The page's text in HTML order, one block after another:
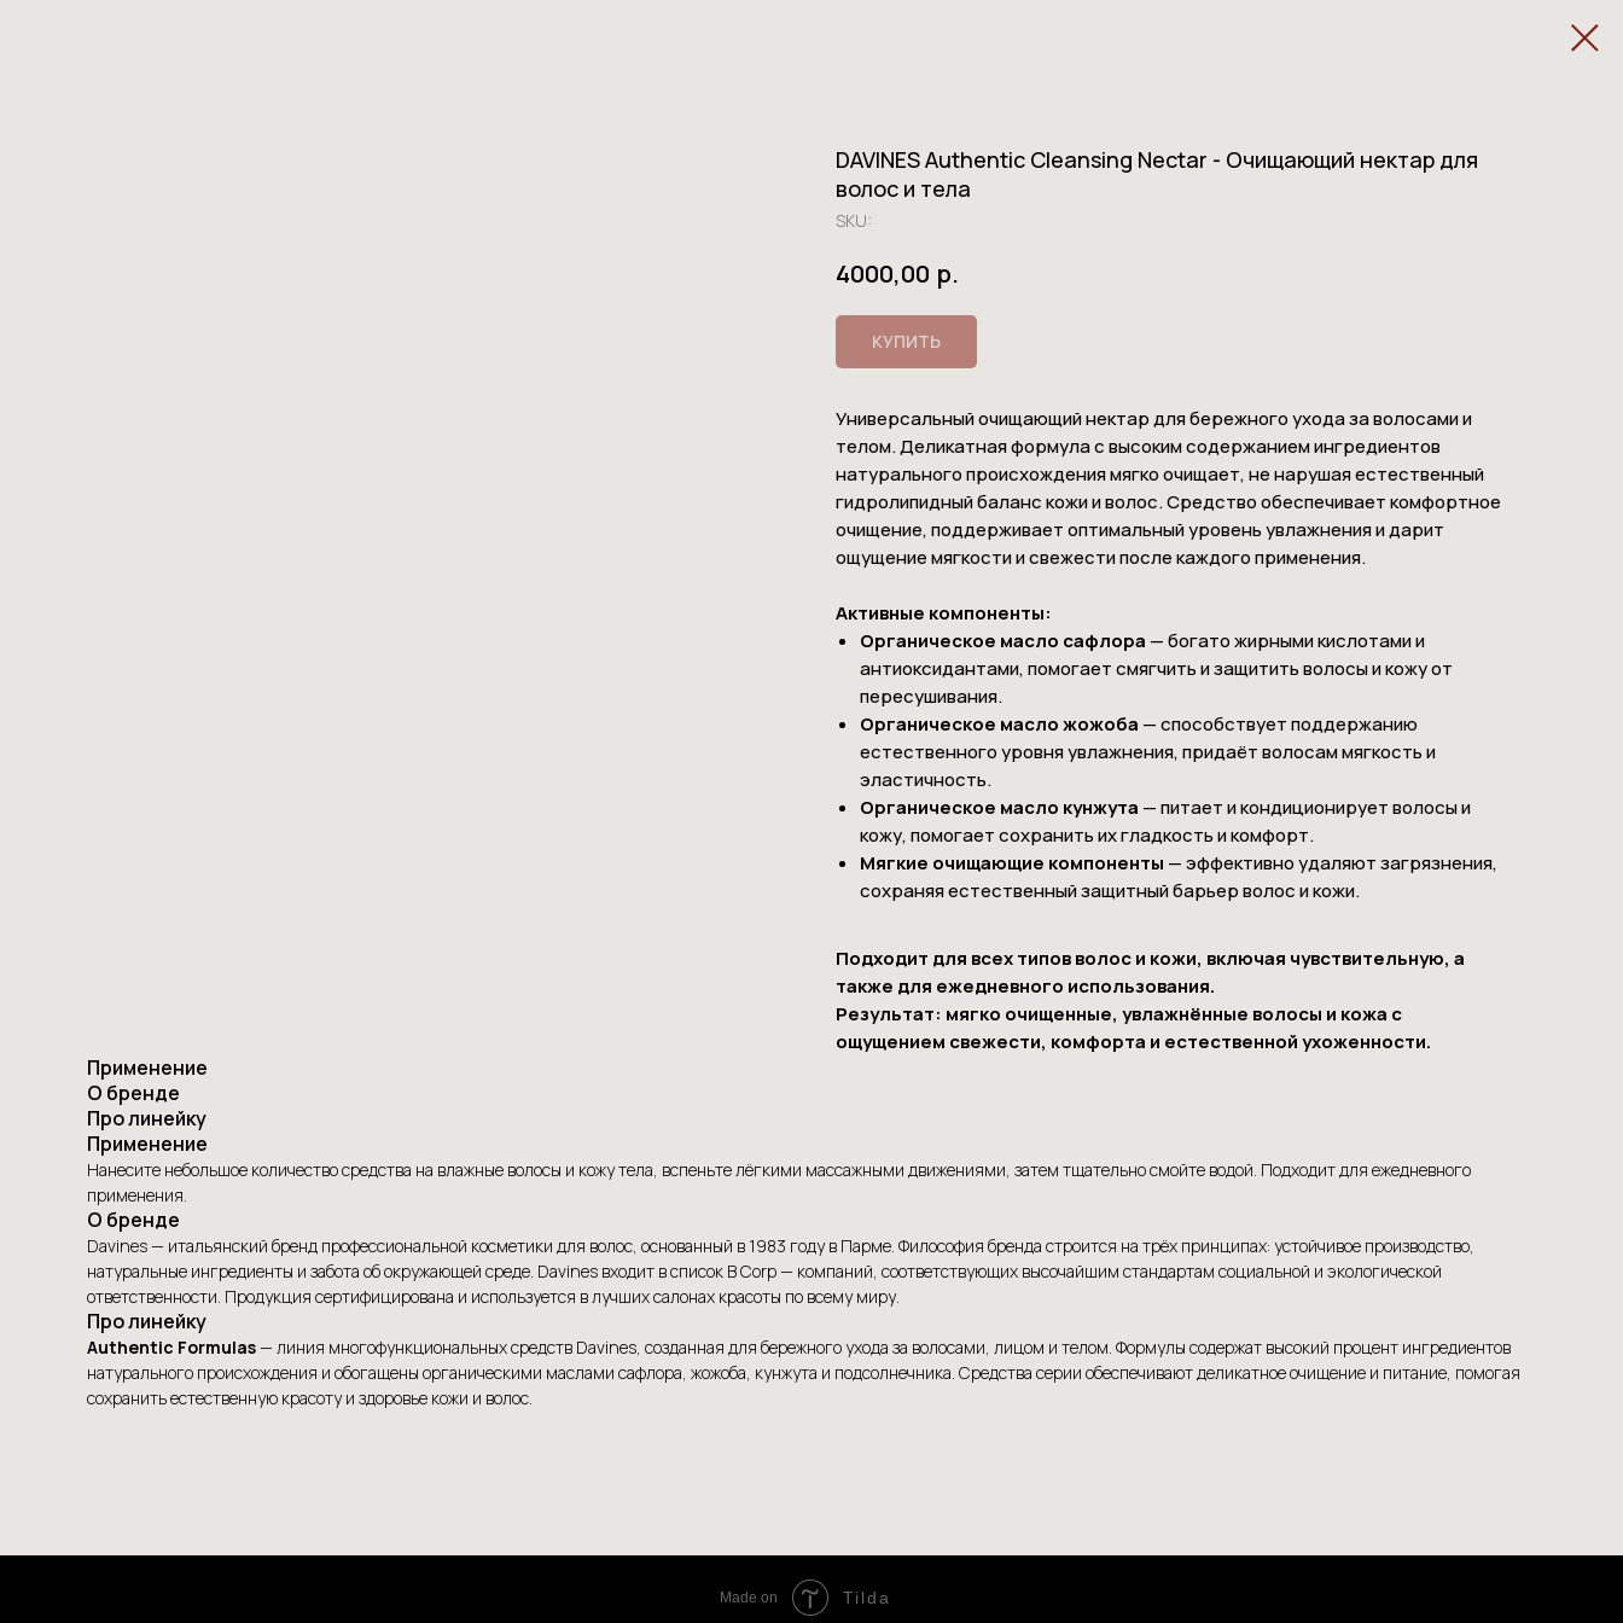
DAVINES Authentic Cleansing Nectar - Очищающий нектар для
волос и тела
SKU:
4000,00 р.
КУПИТЬ
Универсальный очищающий нектар для бережного ухода за волосами и
телом. Деликатная формула с высоким содержанием ингредиентов
натурального происхождения мягко очищает, не нарушая естественный
гидролипидный баланс кожи и волос. Средство обеспечивает комфортное
очищение, поддерживает оптимальный уровень увлажнения и дарит
ощущение мягкости и свежести после каждого применения.
Активные компоненты:
Органическое масло сафлора — богато жирными кислотами и
антиоксидантами, помогает смягчить и защитить волосы и кожу от
пересушивания.
Органическое масло жожоба — способствует поддержанию
естественного уровня увлажнения, придаёт волосам мягкость и
эластичность.
Органическое масло кунжута — питает и кондиционирует волосы и
кожу, помогает сохранить их гладкость и комфорт.
Мягкие очищающие компоненты — эффективно удаляют загрязнения,
сохраняя естественный защитный барьер волос и кожи.
Подходит для всех типов волос и кожи, включая чувствительную, а
также для ежедневного использования.
Результат: мягко очищенные, увлажнённые волосы и кожа с
ощущением свежести, комфорта и естественной ухоженности.
Применение
О бренде
Про линейку
Применение
Нанесите небольшое количество средства на влажные волосы и кожу тела, вспеньте лёгкими массажными движениями, затем тщательно смойте водой. Подходит для ежедневного
применения.
О бренде
Davines — итальянский бренд профессиональной косметики для волос, основанный в 1983 году в Парме. Философия бренда строится на трёх принципах: устойчивое производство,
натуральные ингредиенты и забота об окружающей среде. Davines входит в список B Corp — компаний, соответствующих высочайшим стандартам социальной и экологической
ответственности. Продукция сертифицирована и используется в лучших салонах красоты по всему миру.
Про линейку
Authentic Formulas— линия многофункциональных средств Davines, созданная для бережного ухода за волосами, лицом и телом. Формулы содержат высокий процент ингредиентов
натурального происхождения и обогащены органическими маслами сафлора, жожоба, кунжута и подсолнечника. Средства серии обеспечивают деликатное очищение и питание, помогая
сохранить естественную красоту и здоровье кожи и волос.
Made on Tilda